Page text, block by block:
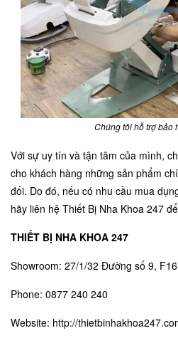
Chúng tôi hỗ trợ bảo
Với sự uy tín và tận tâm của mình,
cho khách hàng những sản phẩm
đối. Do đó, nếu có nhu cầu mua
hãy liên hệ Thiết Bị Nha Khoa 247
THIẾT BỊ NHA KHOA 247
Showroom: 27/1/32 Đường số 9,
Phone: 0877 240 240
Website: http://